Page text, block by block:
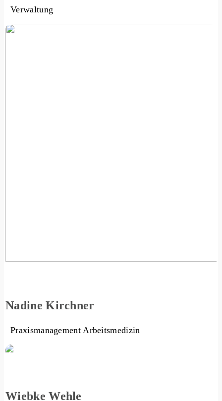
Verwaltung
Nadine Kirchner
Praxismanagement Arbeitsmedizin
Wiebke Wehle